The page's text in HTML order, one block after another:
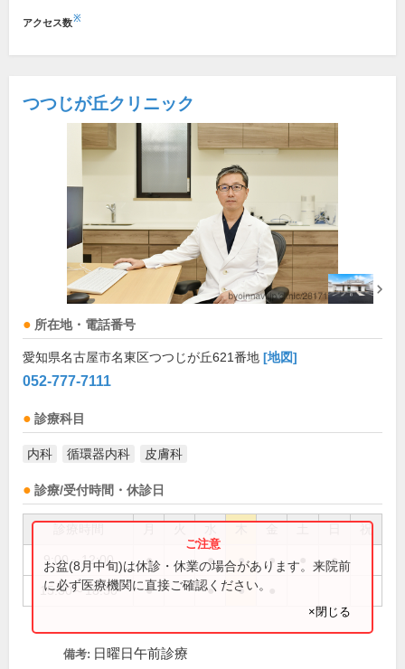
アクセス数※
つつじが丘クリニック
所在地・電話番号
愛知県名古屋市名東区つつじが丘621番地 [地図]
052-777-7111
診療科目
内科 循環器内科 皮膚科
診療/受付時間・休診日
祝
9:00～12:00 ● ● ● ● ●
15:30～18:30 ● ● ●
お盆(8月中旬)は休診・休業の場合があります。来院前
に必ず医療機関に直接ご確認ください。
×閉じる
備考: 日曜日午前診療